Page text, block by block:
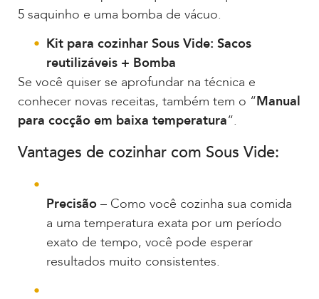
5 saquinho e uma bomba de vácuo.
Kit para cozinhar Sous Vide: Sacos
reutilizáveis + Bomba
Se você quiser se aprofundar na técnica e
conhecer novas receitas, também tem o “Manual
para cocção em baixa temperatura“.
Vantages de cozinhar com Sous Vide:
Precisão – Como você cozinha sua comida
a uma temperatura exata por um período
exato de tempo, você pode esperar
resultados muito consistentes.